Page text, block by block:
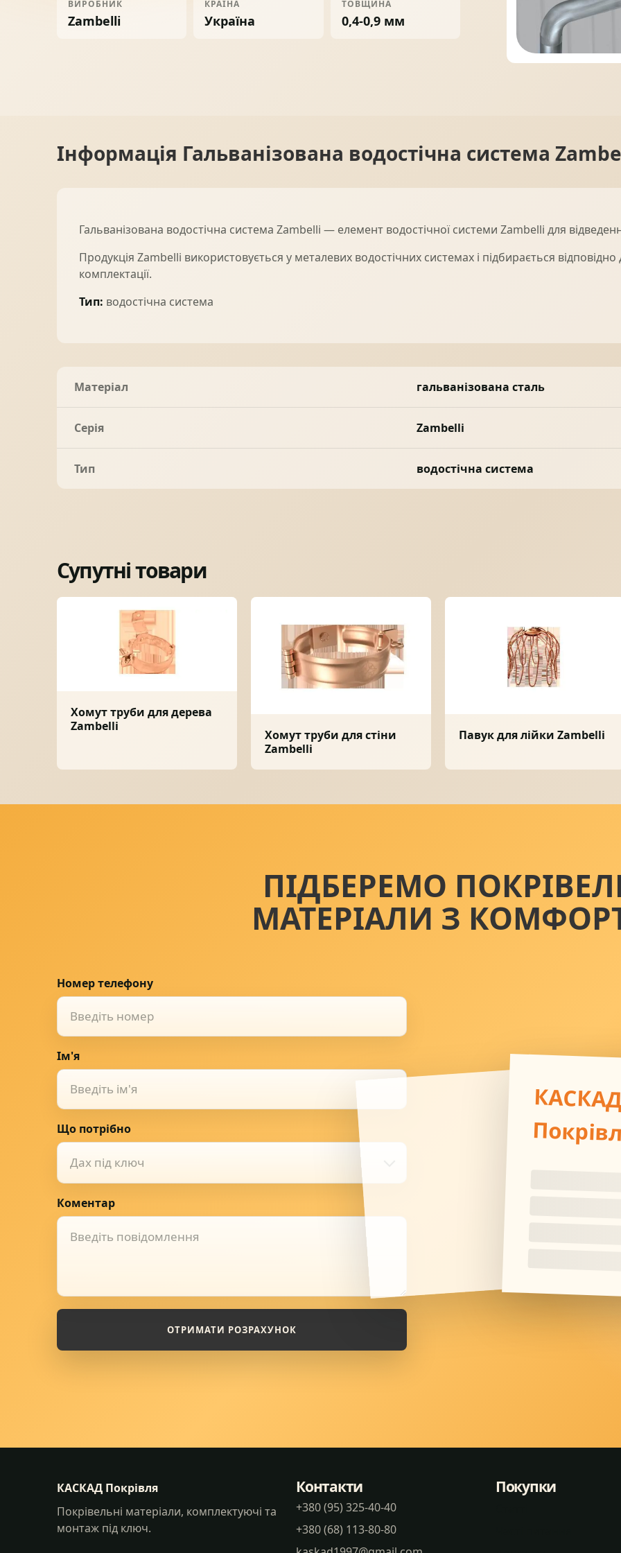
06
ПРОФНАСТИЛ ФАЛЬЦЕВА ПОКРІВЛЯ
ВИРОБНИК
Zambelli
КРАЇНА
Україна
ТОВЩИНА
0,4-0,9 мм
Інформація Гальванізована водостічна система
Гальванізована водостічна система Zambelli — елемент водостічної системи Zambelli для
Продукція Zambelli використовується у металевих водостічних системах і підбирається відповідно
комплектації.
Тип: водостічна система
Матеріал гальванізована сталь
Серія Zambelli
Тип водостічна система
Супутні товари
Хомут труби для дерева
Zambelli
Хомут труби для стіни
Zambelli
Павук для лійки Zambelli
ПІДБЕРЕМО
МАТЕРІАЛИ З
Номер телефону
Ім'я
Що потрібно
Дах під ключ
Коментар
ОТРИМАТИ РОЗРАХУНОК
КАСКАД Покрівля
Покрівельні матеріали, комплектуючі та
монтаж під ключ.
Контакти
+380 (95) 325-40-40
+380 (68) 113-80-80
Покупки